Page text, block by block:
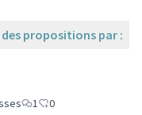
propositions par :
1
0